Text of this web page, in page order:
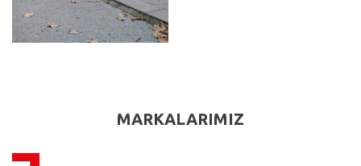
MARKALARIMIZ